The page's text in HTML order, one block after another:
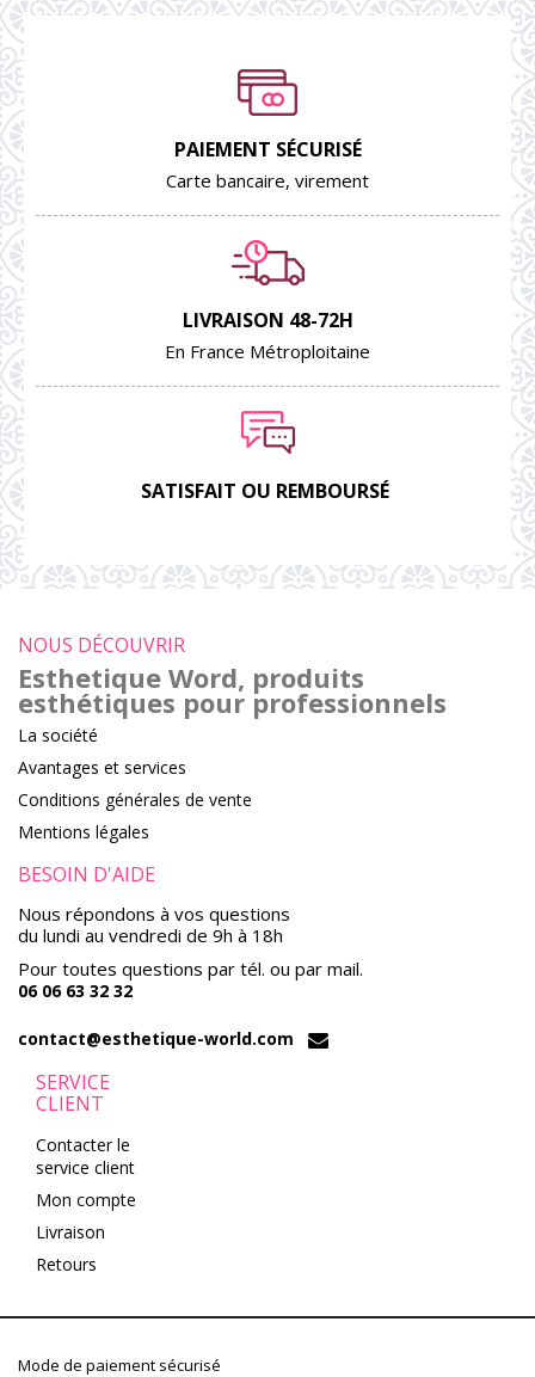
PAIEMENT SÉCURISÉ
Carte bancaire, virement
LIVRAISON 48-72H
En France Métroploitaine
SATISFAIT OU REMBOURSÉ
NOUS DÉCOUVRIR
Esthetique Word, produits
esthétiques pour professionnels
La société
Avantages et services
Conditions générales de vente
Mentions légales
BESOIN D'AIDE
Nous répondons à vos questions
du lundi au vendredi de 9h à 18h
Pour toutes questions par tél. ou par mail.
06 06 63 32 32
contact@esthetique-world.com
SERVICE
CLIENT
Contacter le
service client
Mon compte
Livraison
Retours
Mode de paiement sécurisé